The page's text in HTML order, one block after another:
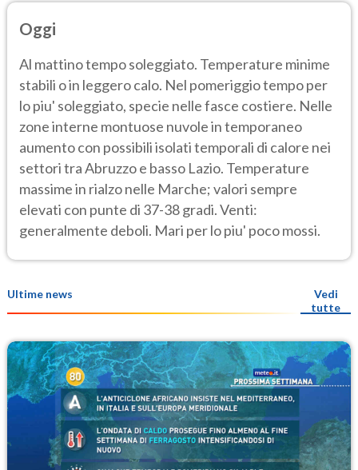
Oggi
Al mattino tempo soleggiato. Temperature minime
stabili o in leggero calo. Nel pomeriggio tempo per
lo piu' soleggiato, specie nelle fasce costiere. Nelle
zone interne montuose nuvole in temporaneo
aumento con possibili isolati temporali di calore nei
settori tra Abruzzo e basso Lazio. Temperature
massime in rialzo nelle Marche; valori sempre
elevati con punte di 37-38 gradi. Venti:
generalmente deboli. Mari per lo piu' poco mossi.
Ultime news
Vedi
tutte